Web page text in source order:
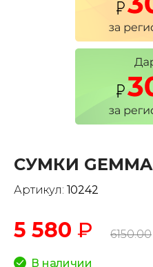
СУМКИ GEMMA
Артикул: 10242
5 580 ₽ 6150.00
В наличии